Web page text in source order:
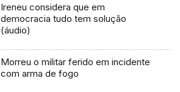
Ireneu considera que em
democracia tudo tem solução
(áudio)
Morreu o militar ferido em incidente
com arma de fogo